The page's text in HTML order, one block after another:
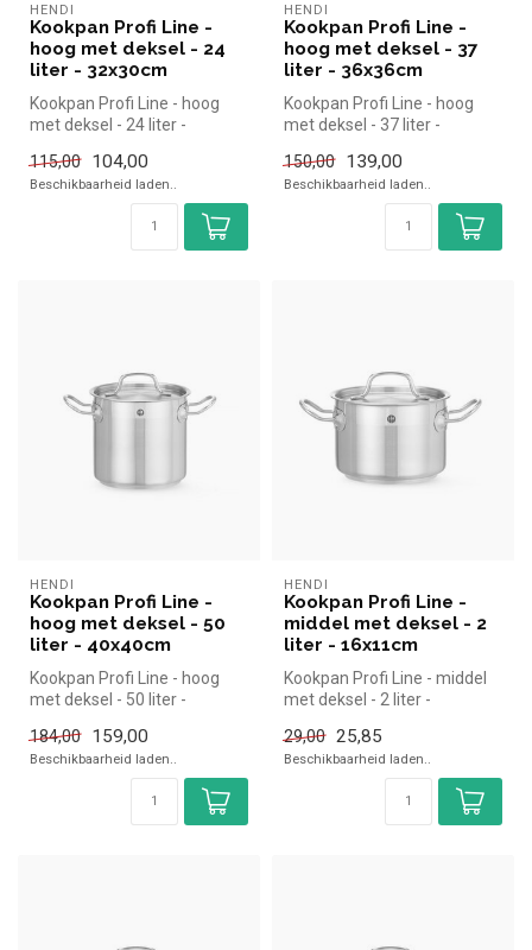
HENDI
Kookpan Profi Line -
hoog met deksel - 24
liter - 32x30cm
Kookpan Profi Line - hoog
met deksel - 24 liter -
snel...
115,00 104,00
Beschikbaarheid laden..
HENDI
Kookpan Profi Line -
hoog met deksel - 37
liter - 36x36cm
Kookpan Profi Line - hoog
met deksel - 37 liter -
snel...
150,00 139,00
Beschikbaarheid laden..
HENDI
Kookpan Profi Line -
hoog met deksel - 50
liter - 40x40cm
Kookpan Profi Line - hoog
met deksel - 50 liter -
snel...
184,00 159,00
Beschikbaarheid laden..
HENDI
Kookpan Profi Line -
middel met deksel - 2
liter - 16x11cm
Kookpan Profi Line - middel
met deksel - 2 liter -
sne...
29,00 25,85
Beschikbaarheid laden..